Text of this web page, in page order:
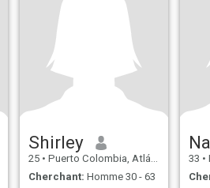
Shirley
25 • Puerto Colombia, Atlántico, Colombie
Cherchant: Homme 30 - 63
33 •